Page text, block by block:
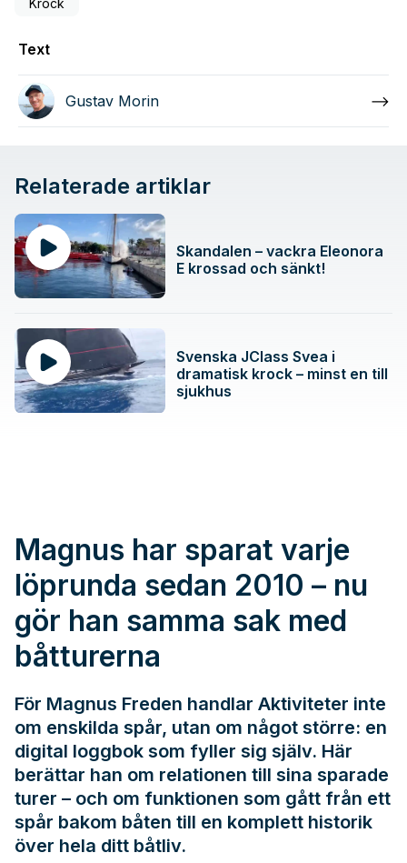
Krock
Text
Gustav Morin
Relaterade artiklar
Skandalen – vackra Eleonora
E krossad och sänkt!
Svenska JClass Svea i
dramatisk krock – minst en till
sjukhus
Magnus har sparat varje
löprunda sedan 2010 – nu
gör han samma sak med
båtturerna
För Magnus Freden handlar Aktiviteter inte
om enskilda spår, utan om något större: en
digital loggbok som fyller sig själv. Här
berättar han om relationen till sina sparade
turer – och om funktionen som gått från ett
spår bakom båten till en komplett historik
över hela ditt båtliv.